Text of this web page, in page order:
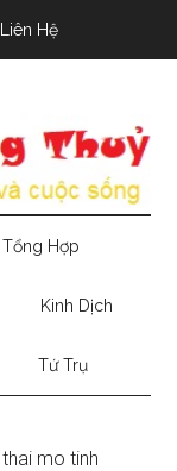
Liên Hệ
Tổng Hợp
Kinh Dịch
Tứ Trụ
mo tinh